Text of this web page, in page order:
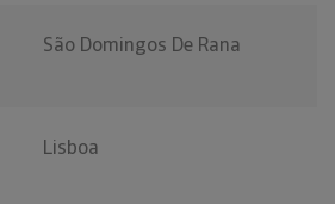
São Domingos De Rana
Lisboa